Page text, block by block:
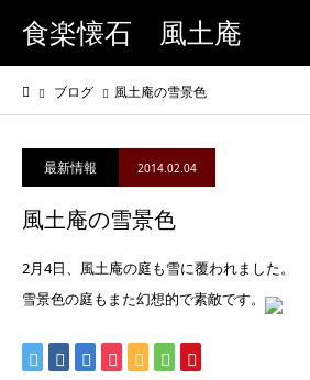
食楽懐石 風土庵
ブログ 風土庵の雪景色
最新情報 2014.02.04
風土庵の雪景色
2月4日、風土庵の庭も雪に覆われました。
雪景色の庭もまた幻想的で素敵です。